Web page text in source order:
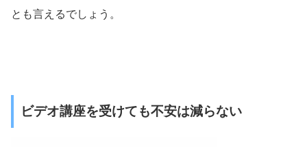
とも言えるでしょう。
ビデオ講座を受けても不安は減らない